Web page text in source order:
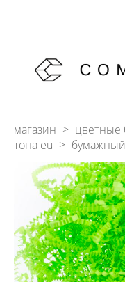
магазин > цветные
тона eu >